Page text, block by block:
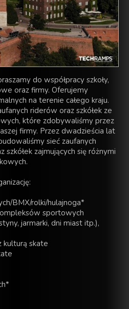
do współpracy szkoły,
oraz firmy. Oferujemy
na terenie całego kraju.
riderów oraz szkółek ze
które zdobywaliśmy przez
firmy. Przez dwadzieścia lat
sieć zaufanych
zajmujących się różnymi
BMX/rolki/hulajnoga*
sportowych
jarmarki, dni miast itp.),
kulturą skate